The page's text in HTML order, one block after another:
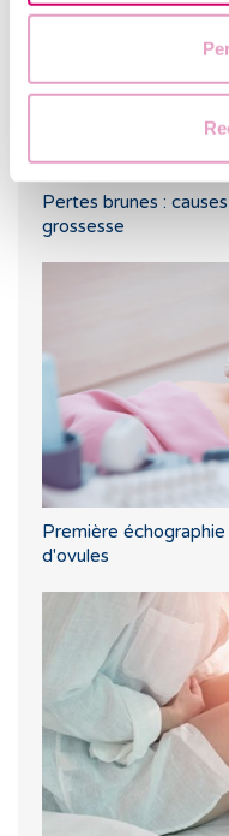
Pertes brunes :
grossesse
Première
d'ovules